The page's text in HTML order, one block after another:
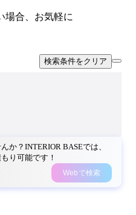
場合、お気軽に
検索条件をクリア
か？INTERIOR BASEでは、
り可能です！
Webで検索